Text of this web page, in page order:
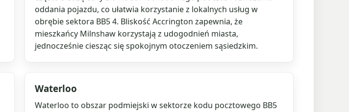
oddania pojazdu, co ułatwia korzystanie z lokalnych usług w
obrębie sektora BB5 4. Bliskość Accrington zapewnia, że
mieszkańcy Milnshaw korzystają z udogodnień miasta,
jednocześnie ciesząc się spokojnym otoczeniem sąsiedzkim.
Waterloo
Waterloo to obszar podmiejski w sektorze kodu pocztowego BB5